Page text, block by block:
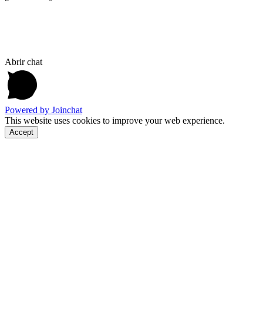
Abrir chat
Powered by Joinchat
This website uses cookies to improve your web experience.
Accept